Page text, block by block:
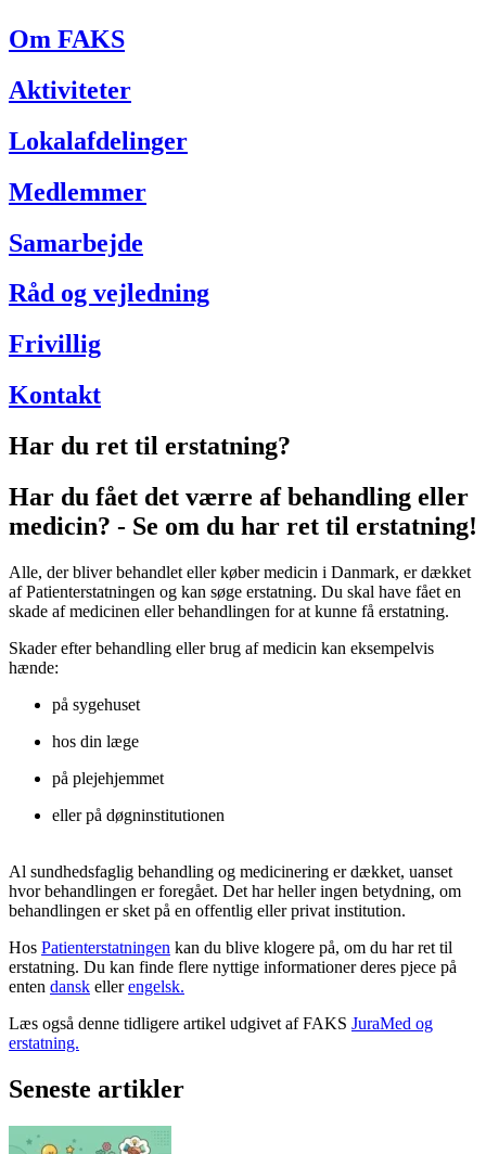
Om FAKS
Aktiviteter
Lokalafdelinger
Medlemmer
Samarbejde
Råd og vejledning
Frivillig
Kontakt
Har du ret til erstatning?
Har du fået det værre af behandling eller
medicin? - Se om du har ret til erstatning!
Alle, der bliver behandlet eller køber medicin i Danmark, er dækket
af Patienterstatningen og kan søge erstatning. Du skal have fået en
skade af medicinen eller behandlingen for at kunne få erstatning.
Skader efter behandling eller brug af medicin kan eksempelvis
hænde:
på sygehuset
hos din læge
på plejehjemmet
eller på døgninstitutionen
Al sundhedsfaglig behandling og medicinering er dækket, uanset
hvor behandlingen er foregået. Det har heller ingen betydning, om
behandlingen er sket på en offentlig eller privat institution.
Hos Patienterstatningen kan du blive klogere på, om du har ret til
erstatning. Du kan finde flere nyttige informationer deres pjece på
enten dansk ellerengelsk.
Læs også denne tidligere artikel udgivet af FAKS JuraMed og
erstatning.
Seneste artikler